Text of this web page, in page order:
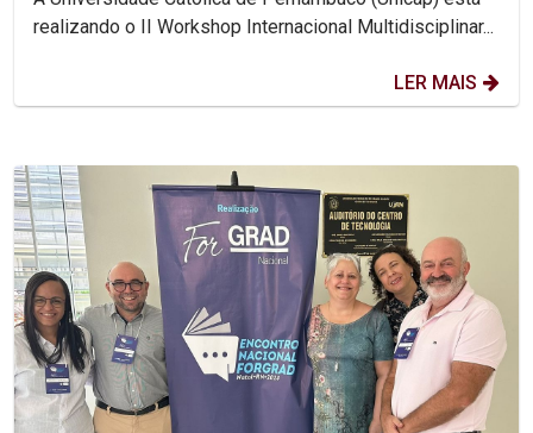
realizando o II Workshop Internacional Multidisciplinar...
LER MAIS